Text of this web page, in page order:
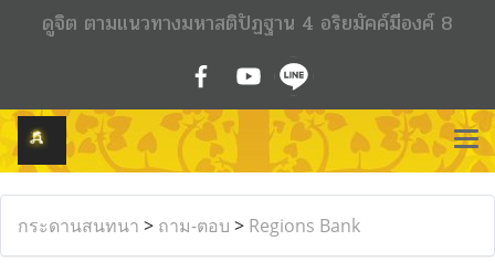
ดูจิต ตามแนวทางมหาสติปัฏฐาน 4 อริยมัคค์มีองค์ 8
กระดานสนทนา > ถาม-ตอบ > Regions Bank